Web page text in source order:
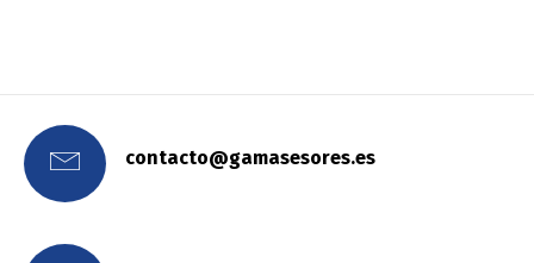
contacto@gamasesores.es